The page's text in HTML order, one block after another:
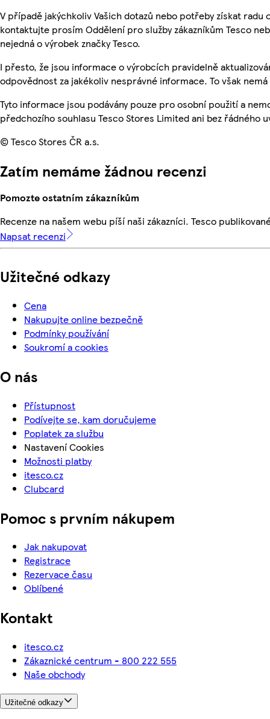
V případě jakýchkoliv Vašich dotazů nebo potřeby získat radu
kontaktujte prosím Oddělení pro služby zákazníkům Tesco
nejedná o výrobek značky Tesco.
I přesto, že jsou informace o výrobcích pravidelně
odpovědnost za jakékoliv nesprávné informace. To však
Tyto informace jsou podávány pouze pro osobní použití a
předchozího souhlasu Tesco Stores Limited ani bez řádného
© Tesco Stores ČR a.s.
Zatím nemáme žádnou recenzi
Pomozte ostatním zákazníkům
Recenze na našem webu píší naši zákazníci. Tesco
Napsat recenzi
Užitečné odkazy
Cena
Nakupujte online bezpečně
Podmínky používání
Soukromí a cookies
O nás
Přístupnost
Podívejte se, kam doručujeme
Poplatek za službu
Nastavení Cookies
Možnosti platby
itesco.cz
Clubcard
Pomoc s prvním nákupem
Jak nakupovat
Registrace
Rezervace času
Oblíbené
Kontakt
itesco.cz
Zákaznické centrum - 800 222 555
Naše obchody
Užitečné odkazy